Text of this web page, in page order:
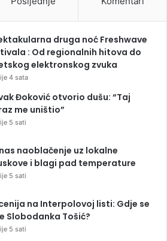
druga noć Freshwave
: Od regionalnih hitova do
elektronskog zvuka
4 sata
Đoković otvorio dušu: “Taj
me uništio”
5 sati
naoblačenje uz lokalne
i blagi pad temperature
5 sati
na Interpolovoj listi: Gdje se
Slobodanka Tošić?
5 sati